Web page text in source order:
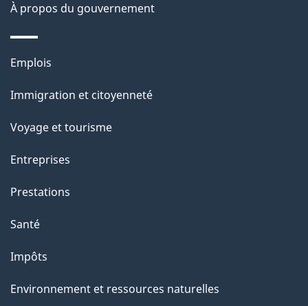
n
s
u
r
c
t
t
a
e
À propos du gouvernement
Thèmes
sujets
Emplois
Immigration et citoyenneté
Voyage et tourisme
Entreprises
Prestations
Santé
Impôts
Environnement et ressources naturelles